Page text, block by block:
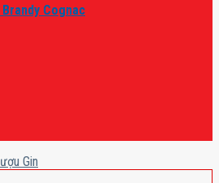
Brandy Cognac
Gin